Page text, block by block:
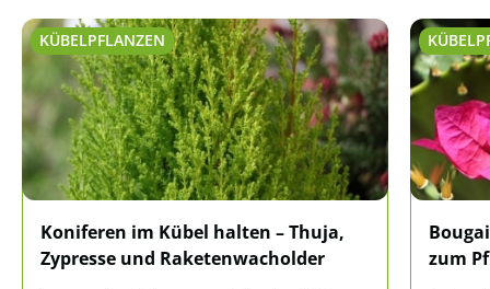
KÜBELPFLANZEN
Koniferen im Kübel halten – Thuja,
Zypresse und Raketenwacholder
zum